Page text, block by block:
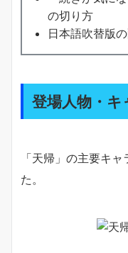
の切り方
日本語吹替版
登場人物・キ
「天帰」の主要キ
た。